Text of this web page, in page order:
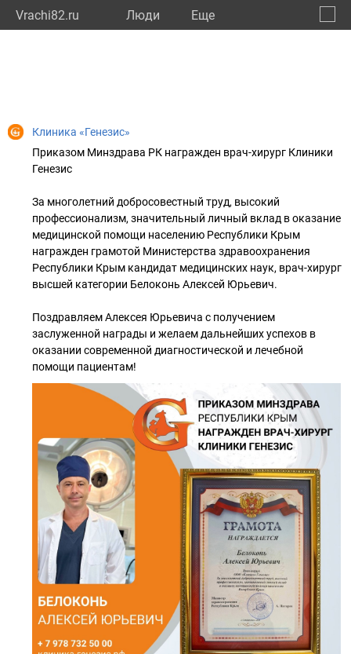
Vrachi82.ru Люди Eще
Клиника «Генезис»
Приказом Минздрава РК награжден врач-хирург Клиники
Генезис
За многолетний добросовестный труд, высокий
профессионализм, значительный личный вклад в оказание
медицинской помощи населению Республики Крым
награжден грамотой Министерства здравоохранения
Республики Крым кандидат медицинских наук, врач-хирург
высшей категории Белоконь Алексей Юрьевич.
Поздравляем Алексея Юрьевича с получением
заслуженной награды и желаем дальнейших успехов в
оказании современной диагностической и лечебной
помощи пациентам!